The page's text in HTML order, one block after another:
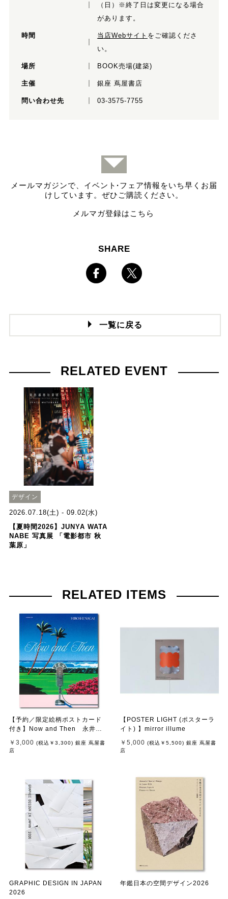
（日）※終了日は変更になる場合
があります。
時間 当店Webサイト をご確認くださ
い。
場所 BOOK売場(建築)
主催 銀座 蔦屋書店
問い合わせ先 03-3575-7755
メールマガジンで、イベント ·フェア情報をいち早くお届
けしています。ぜひご購読ください。
メルマガ登録はこちら
SHARE
一覧に戻る
RELATED EVENT
デザイン
2026.07.18(土) - 09.02(水)
【夏時間2026】JUNYA WATA
NABE 写真展 「電影都市 秋
葉原」
RELATED ITEMS
【予約／限定絵柄ポストカード
付き】Now and Then 永井博
￥3,000 (税込 ￥3,300) 銀座 蔦屋書
店
【POSTER LIGHT (ポスターラ
イト) 】mirror illume
￥5,000 (税込 ￥5,500) 銀座 蔦屋書
店
GRAPHIC DESIGN IN JAPAN
2026
年鑑日本の空間デザイン2026